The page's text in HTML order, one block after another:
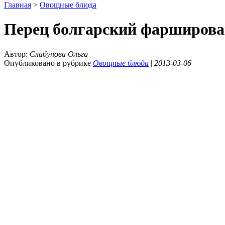
Главная > Овощные блюда
Перец болгарский
Автор: Слабунова Ольга
Опубликовано в рубрике Овощные блюда | 2013-03-06